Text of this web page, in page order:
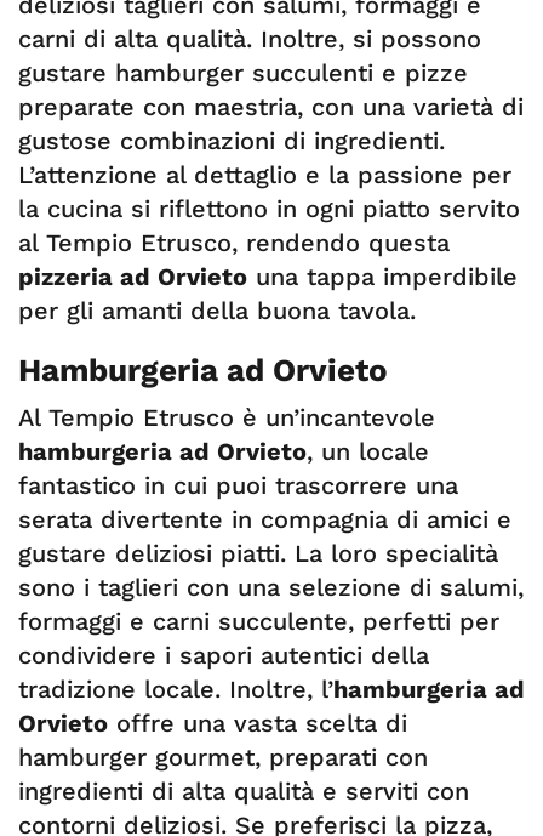
carni di alta qualità. Inoltre, si possono
gustare hamburger succulenti e pizze
preparate con maestria, con una varietà di
gustose combinazioni di ingredienti.
L’attenzione al dettaglio e la passione per
la cucina si riflettono in ogni piatto servito
al Tempio Etrusco, rendendo questa
pizzeria ad Orvieto una tappa imperdibile
per gli amanti della buona tavola.
Hamburgeria ad Orvieto
Al Tempio Etrusco è un’incantevole
hamburgeria ad Orvieto, un locale
fantastico in cui puoi trascorrere una
serata divertente in compagnia di amici e
gustare deliziosi piatti. La loro specialità
sono i taglieri con una selezione di salumi,
formaggi e carni succulente, perfetti per
condividere i sapori autentici della
tradizione locale. Inoltre, l’hamburgeria ad
Orvieto offre una vasta scelta di
hamburger gourmet, preparati con
ingredienti di alta qualità e serviti con
contorni deliziosi. Se preferisci la pizza,